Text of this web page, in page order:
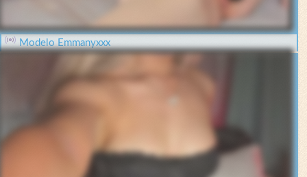
Modelo Emmanyxxx